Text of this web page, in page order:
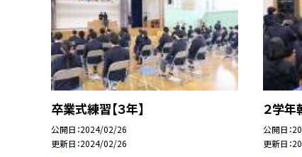
卒業式練習【３年】
公開日 2024/02/26
更新日 2024/02/26
２学年
公開日
更新日